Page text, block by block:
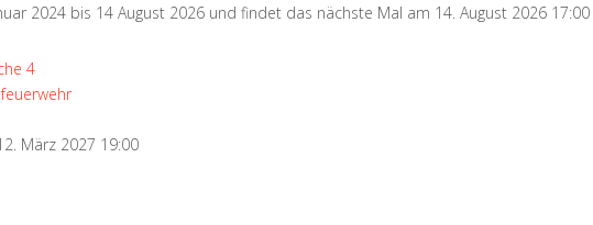
2024 bis 14 August 2026 und findet das nächste Mal am 14. August 2026
4
März 2027 19:00